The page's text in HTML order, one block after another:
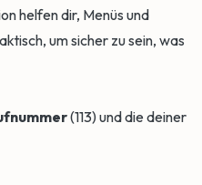
helfen dir, Menüs und
um sicher zu sein, was
(113) und die deiner